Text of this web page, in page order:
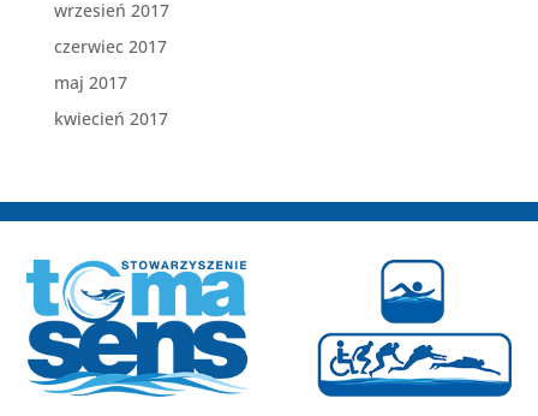
wrzesień 2017
czerwiec 2017
maj 2017
kwiecień 2017